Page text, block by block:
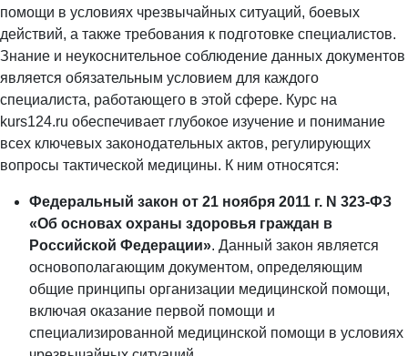
помощи в условиях чрезвычайных ситуаций, боевых
действий, а также требования к подготовке специалистов.
Знание и неукоснительное соблюдение данных документов
является обязательным условием для каждого
специалиста, работающего в этой сфере. Курс на
kurs124.ru обеспечивает глубокое изучение и понимание
всех ключевых законодательных актов, регулирующих
вопросы тактической медицины. К ним относятся:
Федеральный закон от 21 ноября 2011 г. N 323-ФЗ
«Об основах охраны здоровья граждан в
Российской Федерации». Данный закон является
основополагающим документом, определяющим
общие принципы организации медицинской помощи,
включая оказание первой помощи и
специализированной медицинской помощи в условиях